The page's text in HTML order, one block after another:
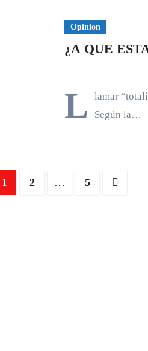
Opinion
L
lamar
Según la…
Paginación
1 2 … 5